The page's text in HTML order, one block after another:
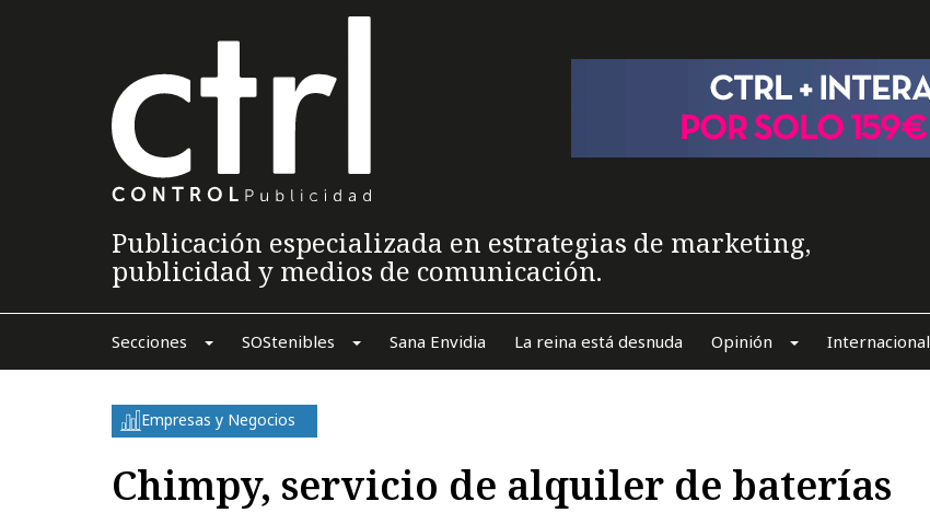
Publicación especializada en estrategias de marketing,
publicidad y medios de comunicación.
Secciones SOStenibles Sana Envidia La reina está desnuda Opinión Internacional
Empresas y Negocios
Chimpy, servicio de alquiler de baterías